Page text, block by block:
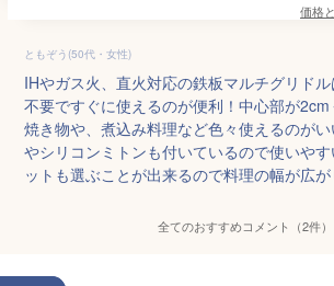
価格
ともぞう(50代・女性)
IHやガス火、直火対応の鉄板マルチグリド
不要ですぐに使えるのが便利！中心部が
焼き物や、煮込み料理など色々使えるのが
やシリコンミトンも付いているので使いや
ットも選ぶことが出来るので料理の幅が広が
全てのおすすめコメント（2件）